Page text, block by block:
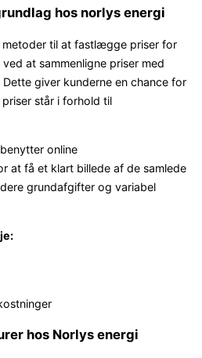
hos norlys energi
metoder til at fastlægge priser for
at sammenligne priser med
giver kunderne en chance for
står i forhold til
online
at få et klart billede af de samlede
grundafgifter og variabel
hos Norlys energi